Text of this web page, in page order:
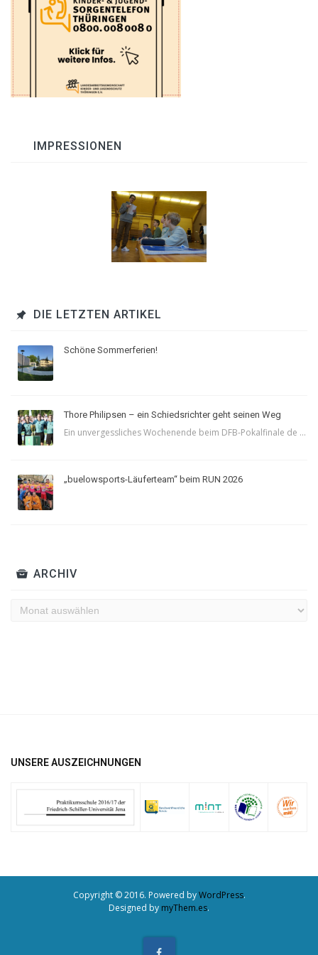
IMPRESSIONEN
DIE LETZTEN ARTIKEL
Schöne Sommerferien!
Thore Philipsen – ein Schiedsrichter geht seinen Weg
Ein unvergessliches Wochenende beim DFB-Pokalfinale de ...
„buelowsports-Läuferteam“ beim RUN 2026
ARCHIV
Archiv
UNSERE AUSZEICHNUNGEN
Copyright © 2016. Powered byWordPress.
Designed by myThem.es.